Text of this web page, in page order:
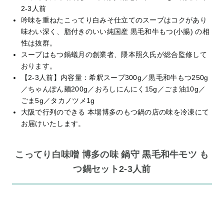
2-3人前
吟味を重ねたこってり白みそ仕立てのスープはコクがあり
味わい深く、脂付きのいい純国産 黒毛和牛もつ(小腸) の相
性は抜群。
スープはもつ鍋蟻月の創業者、隈本照久氏が総合監修して
おります。
【2-3人前】内容量：希釈スープ300g／黒毛和牛もつ250g
／ちゃんぽん麺200g／おろしにんにく15g／ごま油10g／
ごま5g／タカノツメ1g
大阪で行列のできる 本場博多のもつ鍋の店の味を冷凍にて
お届けいたします。
こってり白味噌 博多の味 鍋守 黒毛和牛モツ も
つ鍋セット2-3人前